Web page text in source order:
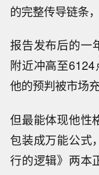
的完整传导链条
报告发布后的一
附近冲高至6124
他的预判被市场
但最能体现他性
包装成万能公式
行的逻辑》两本